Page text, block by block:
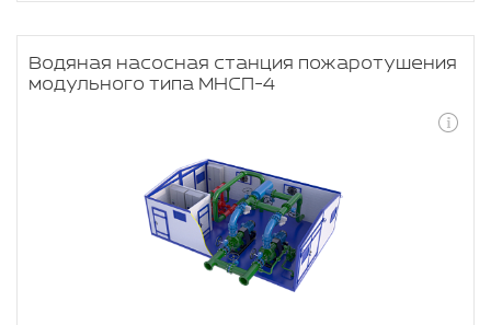
Водяная насосная станция пожаротушения
модульного типа МНСП-4